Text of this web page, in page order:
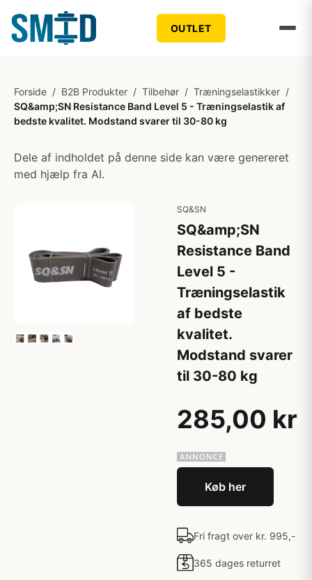
OUTLET
Forside / B2B Produkter / Tilbehør / Træningselastikker /
SQ&amp;SN Resistance Band Level 5 - Træningselastik af
bedste kvalitet. Modstand svarer til 30-80 kg
Dele af indholdet på denne side kan være genereret
med hjælp fra AI.
SQ&SN
SQ&amp;SN
Resistance Band
Level 5 -
Træningselastik
af bedste
kvalitet.
Modstand svarer
til 30-80 kg
285,00 kr
Køb her
Fri fragt over kr. 995,-
365 dages returret